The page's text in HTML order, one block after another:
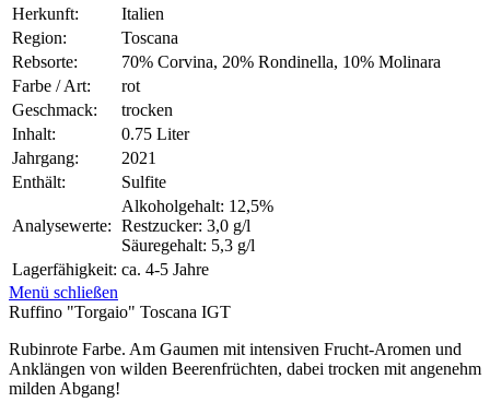
Herkunft:
Italien
Region:
Toscana
Rebsorte:
70% Corvina, 20% Rondinella, 10% Molinara
Farbe / Art:
rot
Geschmack:
trocken
Inhalt:
0.75 Liter
Jahrgang:
2021
Enthält:
Sulfite
Analysewerte:
Alkoholgehalt: 12,5%
Restzucker: 3,0 g/l
Säuregehalt: 5,3 g/l
Lagerfähigkeit: ca. 4-5 Jahre
Menü schließen
Ruffino "Torgaio" Toscana IGT
Rubinrote Farbe. Am Gaumen mit intensiven Frucht-Aromen und
Anklängen von wilden Beerenfrüchten, dabei trocken mit angenehm
milden Abgang!